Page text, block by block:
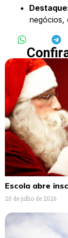
negócios,
Escola abre
20 de julho de 2026